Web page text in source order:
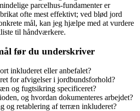
parcelhus‑fundamenter er
ofte mest effektivt; ved blød jord
mål, kan jeg hjælpe med at vurdere
til håndværkere.
før du underskriver
inkluderet eller anbefalet?
for afvigelser i jordbundsforhold?
og fugtsikring specificeret?
og hvordan dokumenteres arbejdet?
og retablering af terræn inkluderet?